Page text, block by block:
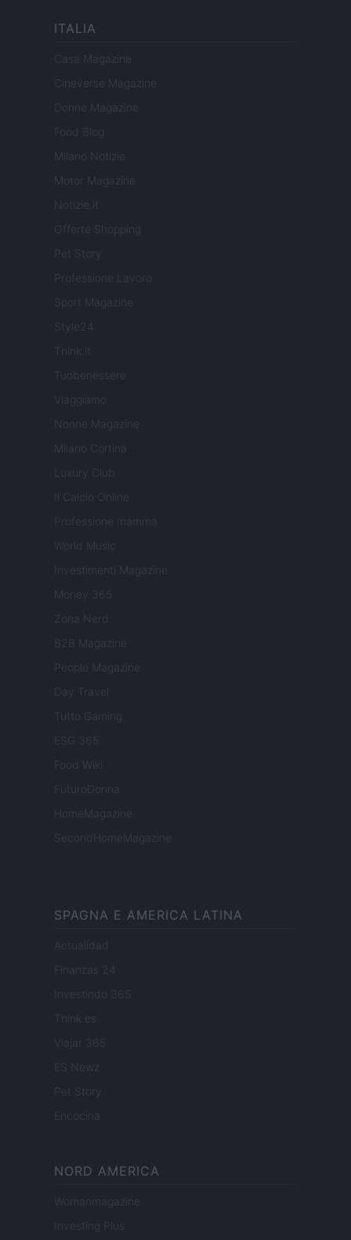
ITALIA
Casa Magazine
Cineverse Magazine
Donne Magazine
Food Blog
Milano Notizie
Motor Magazine
Notizie.it
Offerte Shopping
Pet Story
Professione Lavoro
Sport Magazine
Style24
Think.it
Tuobenessere
Viaggiamo
Nonne Magazine
Milano Cortina
Luxury Club
Il Calcio Online
Professione mamma
World Music
Investimenti Magazine
Money 365
Zona Nerd
B2B Magazine
People Magazine
Day Travel
Tutto Gaming
ESG 365
Food Wiki
FuturoDonna
HomeMagazine
SecondHomeMagazine
SPAGNA E AMERICA LATINA
Actualidad
Finanzas 24
Investindo 365
Think.es
Viajar 365
ES Newz
Pet Story
Encocina
NORD AMERICA
Womanmagazine
Investing Plus